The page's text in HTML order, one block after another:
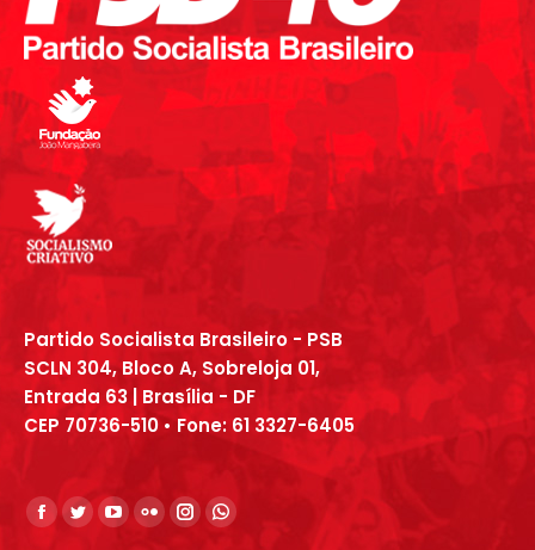
Partido Socialista Brasileiro - PSB
SCLN 304, Bloco A, Sobreloja 01,
Entrada 63 | Brasília - DF
CEP 70736-510 • Fone: 61 3327-6405
Encontre-nos em:
Facebook
TwitterYouTube
FlickrInstagram
Whatsapp